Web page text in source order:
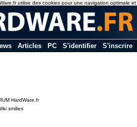
Articles PC S'identifier S'inscrire
HardWare.fr
smilies
utilise des cookies pour une navigation optimale